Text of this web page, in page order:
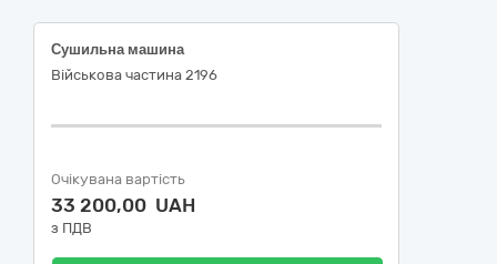
Сушильна машина
Військова частина 2196
Очікувана вартість
33 200,00 UAH
з ПДВ